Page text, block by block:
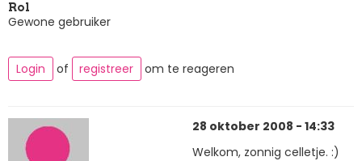
Rol
Gewone gebruiker
Login of registreer om te reageren
28 oktober 2008 - 14:33
Welkom, zonnig celletje. :)